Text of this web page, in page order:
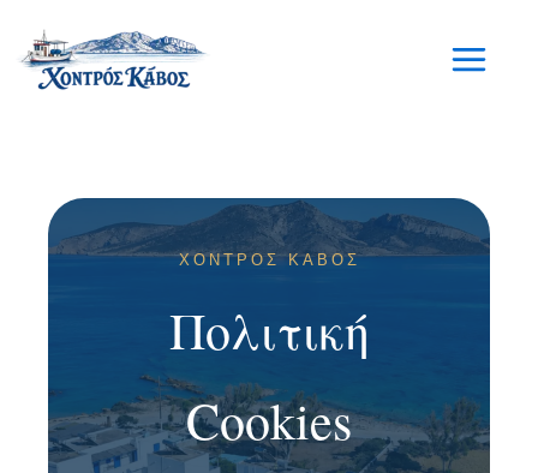
περιεχόμενο
ΧΟΝΤΡΟΣ ΚΑΒΟΣ
Πολιτική
Cookies